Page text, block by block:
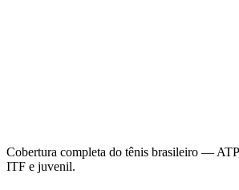
Cobertura completa do tênis brasileiro —
ITF e juvenil.